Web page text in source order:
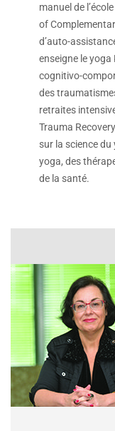
manuel de
of
d’auto-
enseigne le
cognitivo-
des
retraites
Trauma
sur la science
yoga, des
de la santé.